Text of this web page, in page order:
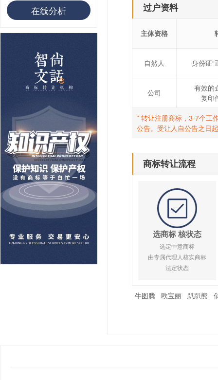
在线分析 过户资料
主体资格
自然人 身份证“
公司
有效的
复印
* 转让注册商标，3-7个工
公告。受让人自公告之日
商标转让流程
选商标 核状态
选定中意商标
由专属代理人核实商标
法定状态
牛图腾 欧宝丽 趴趴熊